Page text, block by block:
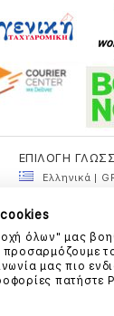
ΕΠΙΛΟΓΗ
Ελληνικά |
όλων" μας
μας πιο
πατήστε